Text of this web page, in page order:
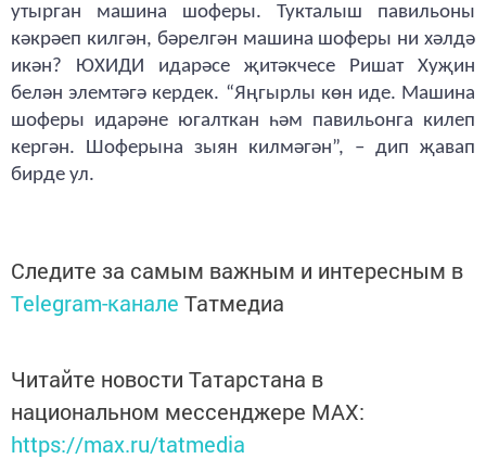
утырган машина шоферы. Тукталыш павильоны
кәкрәеп килгән, бәрелгән машина шоферы ни хәлдә
икән? ЮХИДИ идарәсе җитәкчесе Ришат Хуҗин
белән элемтәгә кердек. “Яңгырлы көн иде. Машина
шоферы идарәне югалткан һәм павильонга килеп
кергән. Шоферына зыян килмәгән”, – дип җавап
бирде ул.
Следите за самым важным и интересным в
Telegram-канале Татмедиа
Читайте новости Татарстана в
национальном мессенджере MАХ:
https://max.ru/tatmedia